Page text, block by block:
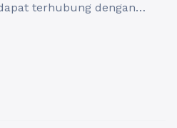
terhubung dengan
membuat kampanye